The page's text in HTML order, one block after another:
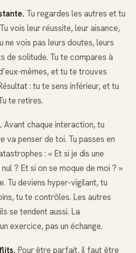
Tu regardes les autres et tu
vois leur réussite, leur aisance,
ne vois pas leurs doutes, leurs
de solitude. Tu te compares à
mêmes, et tu te trouves
: tu te sens inférieur, et tu
te retires.
Avant chaque interaction, tu
va penser de toi. Tu passes en
: « Et si je dis une
? Et si on se moque de moi ? »
Tu deviens hyper-vigilant, tu
tu te contrôles. Les autres
se tendent aussi. La
exercice, pas un échange.
Pour être parfait, il faut être